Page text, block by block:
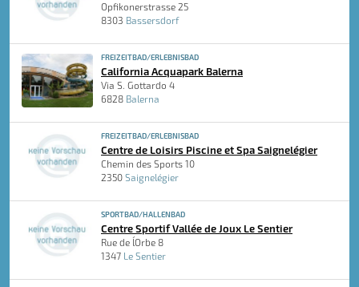
Opfikonerstrasse 25
8303 Bassersdorf
FREIZEITBAD/ERLEBNISBAD
California Acquapark Balerna
Via S. Gottardo 4
6828 Balerna
FREIZEITBAD/ERLEBNISBAD
Centre de Loisirs Piscine et Spa Saignelégier
Chemin des Sports 10
2350 Saignelégier
SPORTBAD/HALLENBAD
Centre Sportif Vallée de Joux Le Sentier
Rue de l´Orbe 8
1347 Le Sentier